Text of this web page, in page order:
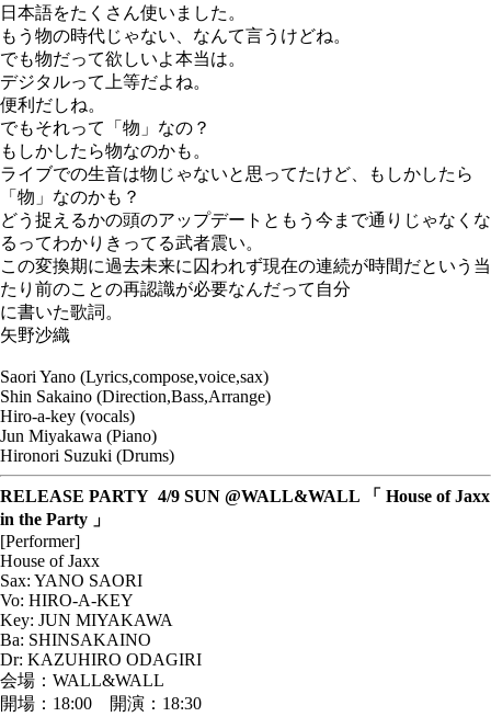
日本語をたくさん使いました。
もう物の時代じゃない、なんて言うけどね。
でも物だって欲しいよ本当は。
デジタルって上等だよね。
便利だしね。
でもそれって「物」なの？
もしかしたら物なのかも。
ライブでの生音は物じゃないと思ってたけど、もしかしたら
「物」なのかも？
どう捉えるかの頭のアップデートともう今まで通りじゃなくな
るってわかりきってる武者震い。
この変換期に過去未来に囚われず現在の連続が時間だという当
たり前のことの再認識が必要なんだって自分
に書いた歌詞。
矢野沙織
Saori Yano (Lyrics,compose,voice,sax)
Shin Sakaino (Direction,Bass,Arrange)
Hiro-a-key (vocals)
Jun Miyakawa (Piano)
Hironori Suzuki (Drums)
RELEASE PARTY 4/9 SUN @WALL&WALL 「 House of Jaxx
in the Party 」
[Performer]
House of Jaxx
Sax: YANO SAORI
Vo: HIRO-A-KEY
Key: JUN MIYAKAWA
Ba: SHINSAKAINO
Dr: KAZUHIRO ODAGIRI
会場：WALL&WALL
開場：18:00 開演：18:30